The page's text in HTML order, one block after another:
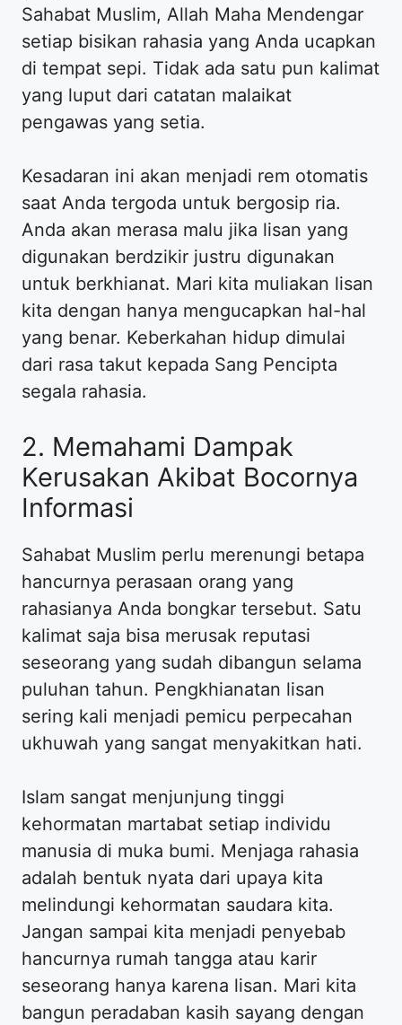
Sahabat Muslim, Allah Maha Mendengar
setiap bisikan rahasia yang Anda ucapkan
di tempat sepi. Tidak ada satu pun kalimat
yang luput dari catatan malaikat
pengawas yang setia.
Kesadaran ini akan menjadi rem otomatis
saat Anda tergoda untuk bergosip ria.
Anda akan merasa malu jika lisan yang
digunakan berdzikir justru digunakan
untuk berkhianat. Mari kita muliakan lisan
kita dengan hanya mengucapkan hal-hal
yang benar. Keberkahan hidup dimulai
dari rasa takut kepada Sang Pencipta
segala rahasia.
2. Memahami Dampak
Kerusakan Akibat Bocornya
Informasi
Sahabat Muslim perlu merenungi betapa
hancurnya perasaan orang yang
rahasianya Anda bongkar tersebut. Satu
kalimat saja bisa merusak reputasi
seseorang yang sudah dibangun selama
puluhan tahun. Pengkhianatan lisan
sering kali menjadi pemicu perpecahan
ukhuwah yang sangat menyakitkan hati.
Islam sangat menjunjung tinggi
kehormatan martabat setiap individu
manusia di muka bumi. Menjaga rahasia
adalah bentuk nyata dari upaya kita
melindungi kehormatan saudara kita.
Jangan sampai kita menjadi penyebab
hancurnya rumah tangga atau karir
seseorang hanya karena lisan. Mari kita
bangun peradaban kasih sayang dengan